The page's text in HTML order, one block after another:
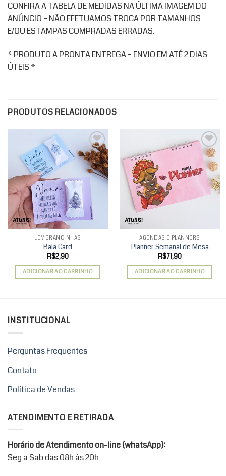
CONFIRA A TABELA DE MEDIDAS NA ÚLTIMA IMAGEM DO
ANÚNCIO – NÃO EFETUAMOS TROCA POR TAMANHOS
E/OU ESTAMPAS COMPRADAS ERRADAS.
* PRODUTO A PRONTA ENTREGA – ENVIO EM ATÉ 2 DIAS
ÚTEIS *
PRODUTOS RELACIONADOS
Add to
wishlist
LEMBRANCINHAS
Bala Card
R$2,90
ADICIONAR AO CARRINHO
Add to
wishlist
AGENDAS E PLANNERS
Planner Semanal de Mesa
R$71,90
ADICIONAR AO CARRINHO
INSTITUCIONAL
Perguntas Frequentes
Contato
Política de Vendas
ATENDIMENTO E RETIRADA
Horário de Atendimento on-line (whatsApp):
Seg a Sab das 08h às 20h